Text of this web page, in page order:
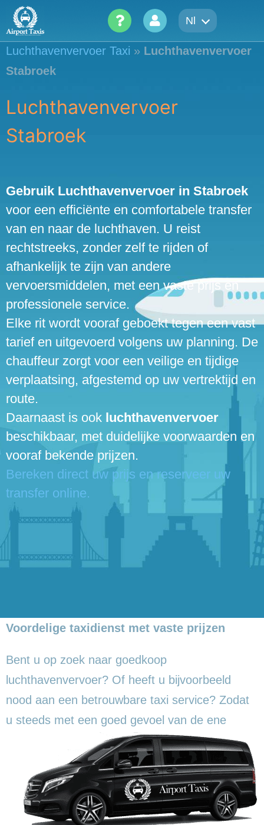
Skip
content
Nl
Luchthavenvervoer Taxi » Luchthavenvervoer
Stabroek
Luchthavenvervoer
Stabroek
Gebruik Luchthavenvervoer in Stabroek
voor een efficiënte en comfortabele transfer
van en naar de luchthaven. U reist
rechtstreeks, zonder zelf te rijden of
afhankelijk te zijn van andere
vervoersmiddelen, met een vaste prijs en
professionele service.
Elke rit wordt vooraf geboekt tegen een vast
tarief en uitgevoerd volgens uw planning. De
chauffeur zorgt voor een veilige en tijdige
verplaatsing, afgestemd op uw vertrektijd en
route.
Daarnaast is ook luchthavenvervoer
beschikbaar, met duidelijke voorwaarden en
vooraf bekende prijzen.
Bereken direct uw prijs en reserveer uw
transfer online.
Voordelige taxidienst met vaste prijzen
Bent u op zoek naar goedkoop
luchthavenvervoer? Of heeft u bijvoorbeeld
nood aan een betrouwbare taxi service? Zodat
u steeds met een goed gevoel van de ene